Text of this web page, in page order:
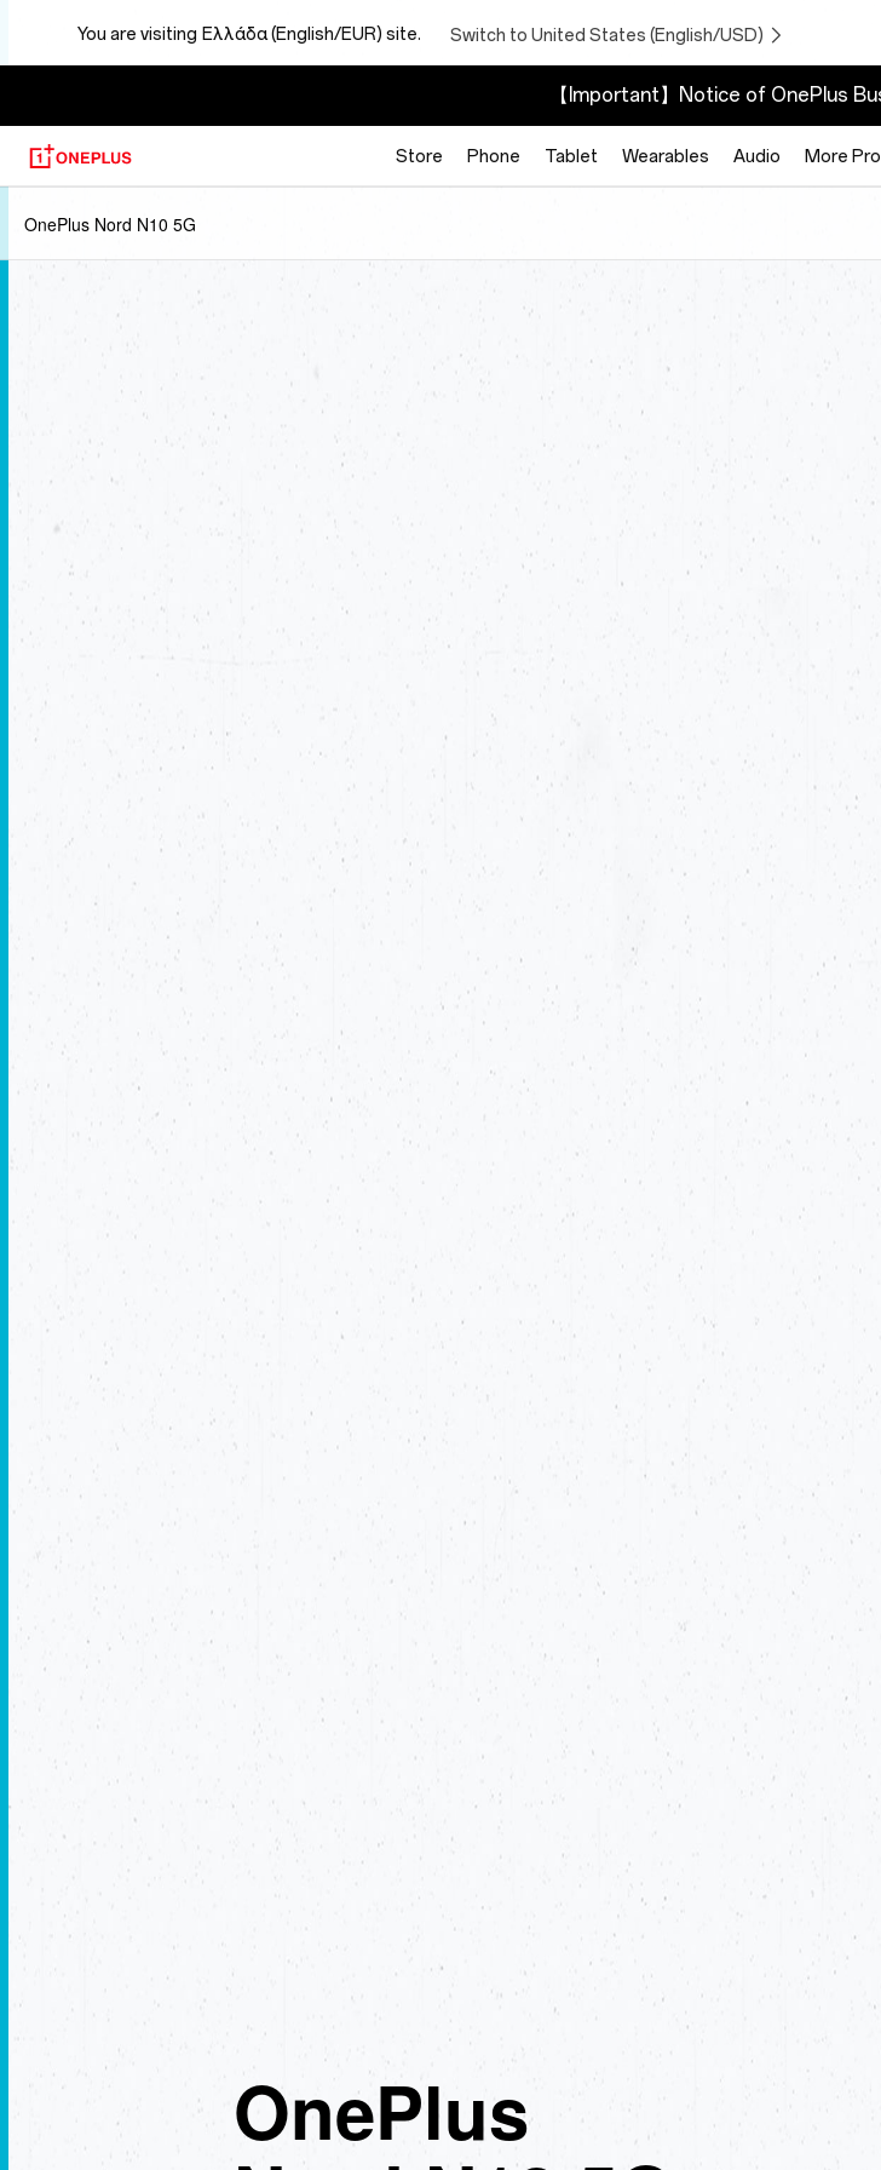
You are visiting Ελλάδα (English/EUR) site. Switch to United States (English/USD)
【Important】Notice of OnePlus
Store Phone Tablet Wearables Audio More
OnePlus Nord N10 5G
OnePlus